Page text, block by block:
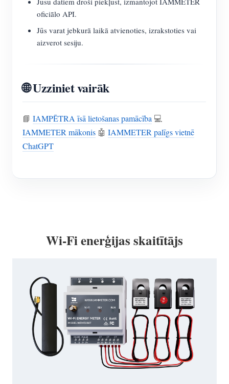
oficiālo API.
Jūs varat jebkurā laikā atvienoties, izrakstoties vai
aizverot sesiju.
🌐 Uzziniet vairāk
📘 IAMPĒTRA īsā lietošanas pamācība 💻
IAMMETER mākonis 🤖 IAMMETER palīgs vietnē
ChatGPT
Wi-Fi enerģijas skaitītājs